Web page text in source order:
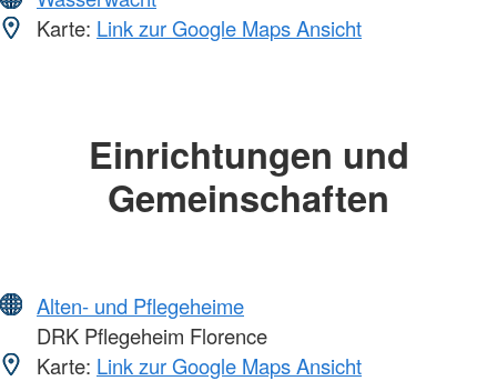
Karte: Link zur Google Maps Ansicht
Einrichtungen und
Gemeinschaften
Alten- und Pflegeheime
DRK Pflegeheim Florence
Karte: Link zur Google Maps Ansicht